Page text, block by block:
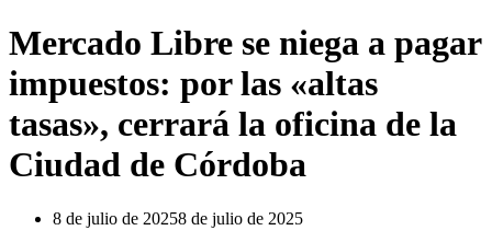
Mercado Libre se niega a pagar
impuestos: por las «altas
tasas», cerrará la oficina de la
Ciudad de Córdoba
8 de julio de 20258 de julio de 2025